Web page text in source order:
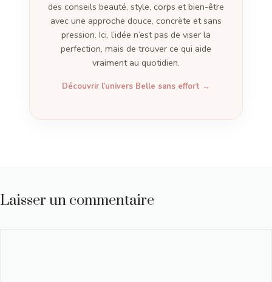
des conseils beauté, style, corps et bien-être
avec une approche douce, concrète et sans
pression. Ici, l’idée n’est pas de viser la
perfection, mais de trouver ce qui aide
vraiment au quotidien.
Découvrir l’univers Belle sans effort →
Laisser un commentaire